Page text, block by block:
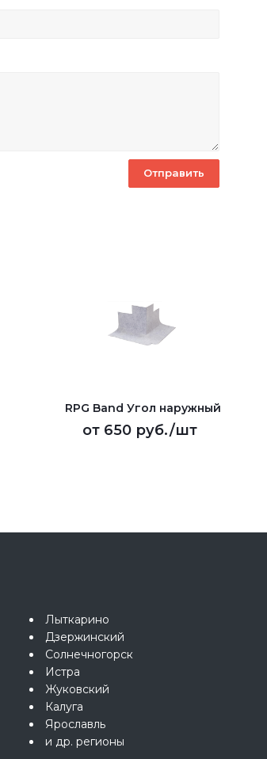
RPG Band Угол наружный
от 650 руб./шт
Лыткарино
Дзержинский
Солнечногорск
Истра
Жуковский
Калуга
Ярославль
и др. регионы